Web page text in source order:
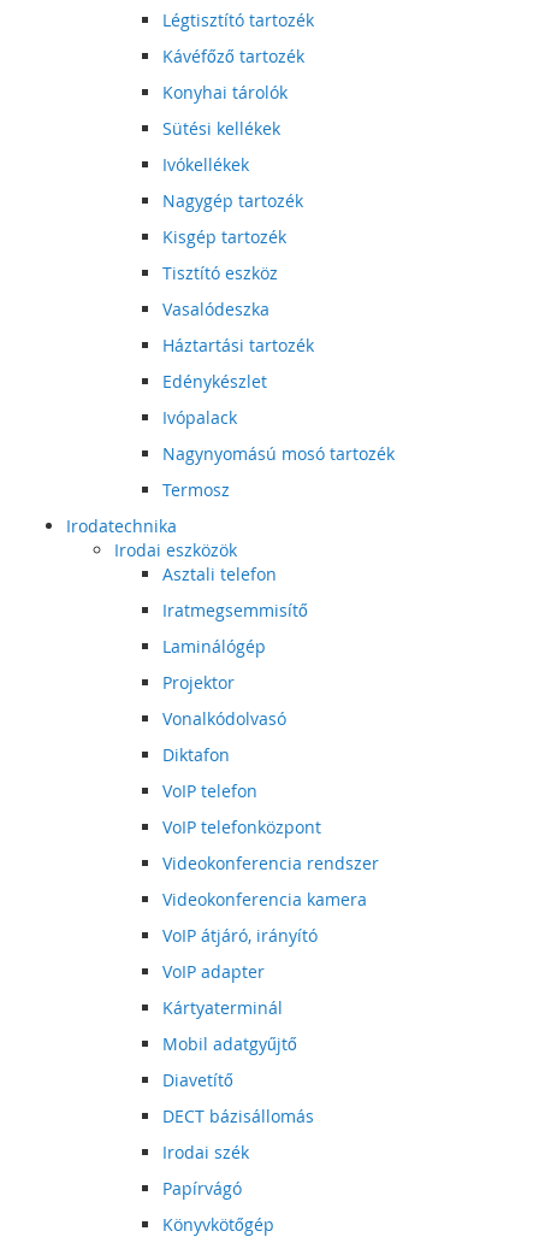
Légtisztító tartozék
Kávéfőző tartozék
Konyhai tárolók
Sütési kellékek
Ivókellékek
Nagygép tartozék
Kisgép tartozék
Tisztító eszköz
Vasalódeszka
Háztartási tartozék
Edénykészlet
Ivópalack
Nagynyomású mosó tartozék
Termosz
Irodatechnika
Irodai eszközök
Asztali telefon
Iratmegsemmisítő
Laminálógép
Projektor
Vonalkódolvasó
Diktafon
VoIP telefon
VoIP telefonközpont
Videokonferencia rendszer
Videokonferencia kamera
VoIP átjáró, irányító
VoIP adapter
Kártyaterminál
Mobil adatgyűjtő
Diavetítő
DECT bázisállomás
Irodai szék
Papírvágó
Könyvkötőgép